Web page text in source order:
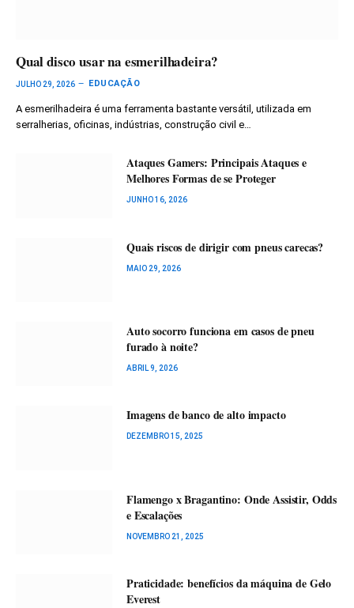
Qual disco usar na esmerilhadeira?
JULHO 29, 2026 EDUCAÇÃO
A esmerilhadeira é uma ferramenta bastante versátil, utilizada em
serralherias, oficinas, indústrias, construção civil e…
Ataques Gamers: Principais Ataques e
Melhores Formas de se Proteger
JUNHO 16, 2026
Quais riscos de dirigir com pneus carecas?
MAIO 29, 2026
Auto socorro funciona em casos de pneu
furado à noite?
ABRIL 9, 2026
Imagens de banco de alto impacto
DEZEMBRO 15, 2025
Flamengo x Bragantino: Onde Assistir, Odds
e Escalações
NOVEMBRO 21, 2025
Praticidade: benefícios da máquina de Gelo
Everest